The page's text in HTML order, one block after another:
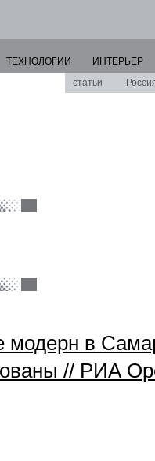
ТЕХНОЛОГИИ
ИНТЕРЬЕР
статьи
модерн в
// РИА